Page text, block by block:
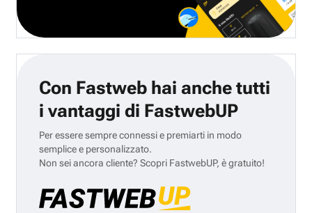
Con Fastweb hai anche tutti
i vantaggi di FastwebUP
Per essere sempre connessi e premiarti in modo
semplice e personalizzato.
Non sei ancora cliente? Scopri FastwebUP, è gratuito!